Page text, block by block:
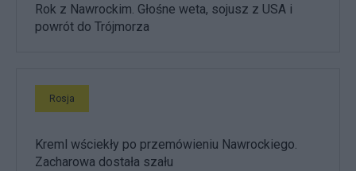
Rok z Nawrockim. Głośne weta, sojusz z USA i
powrót do Trójmorza
Rosja
Kreml wściekły po przemówieniu Nawrockiego.
Zacharowa dostała szału